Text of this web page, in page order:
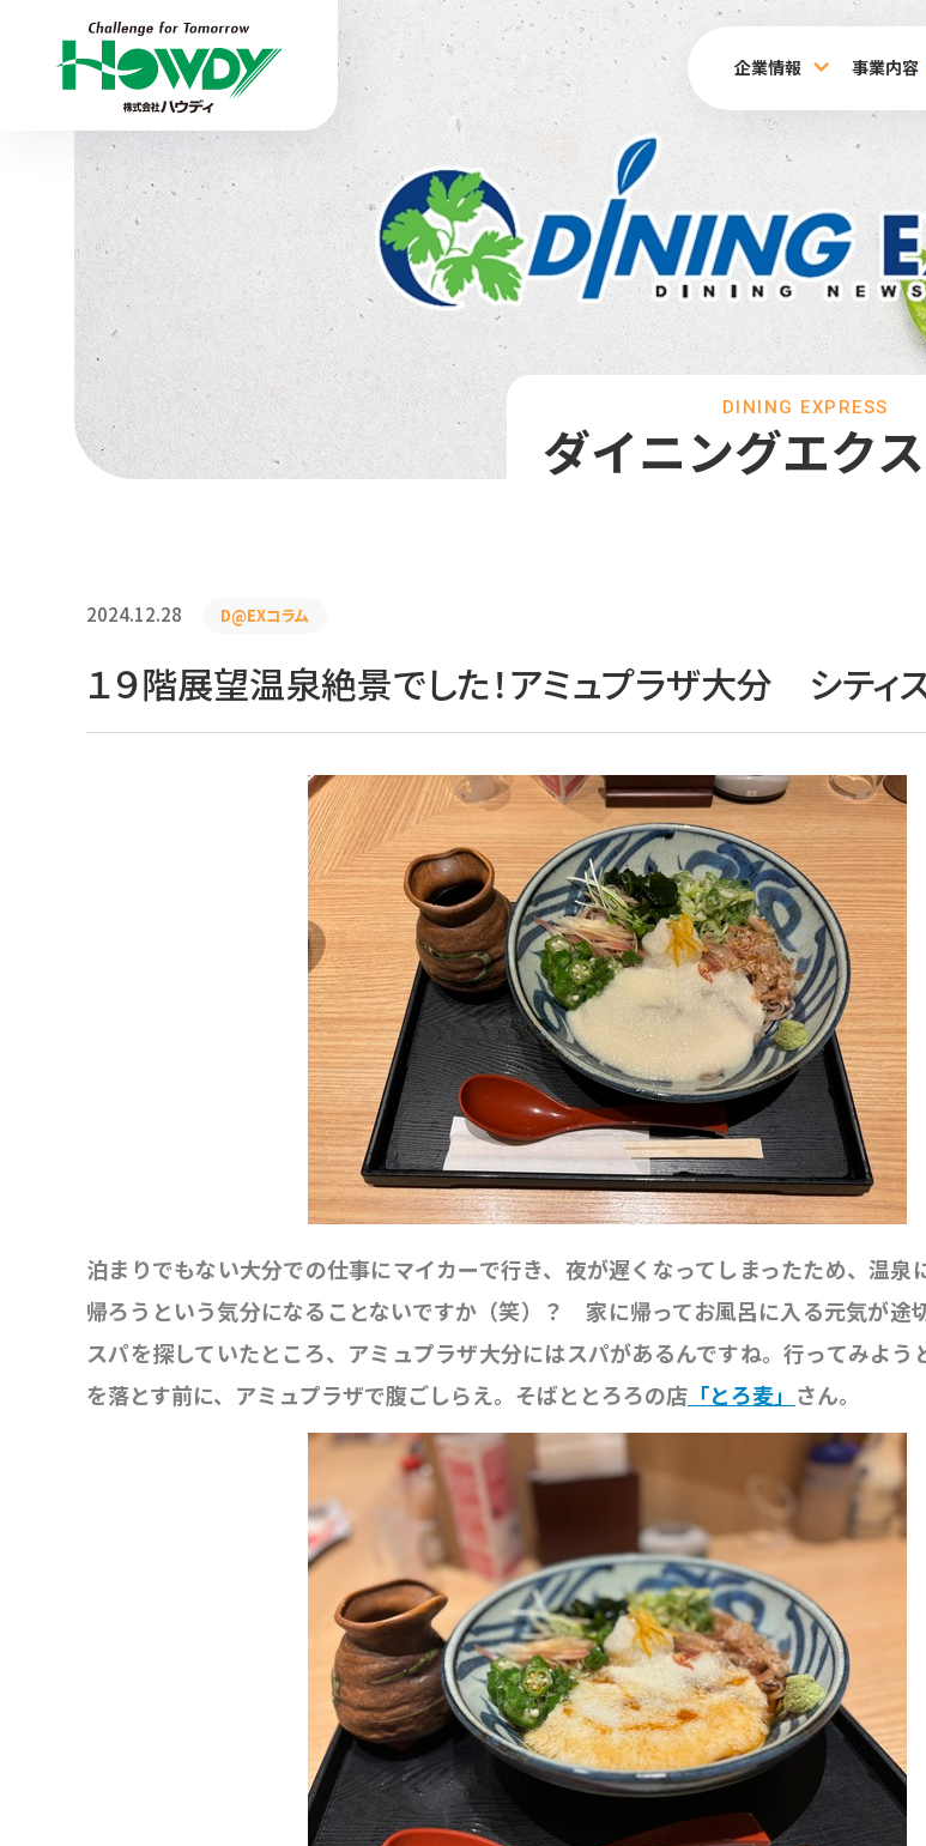
企業情報 事業内容
ダイニングエク
DINING EXPRESS
2024.12.28 D@EXコラム
１９階展望温泉絶景でした！アミュプラザ大分 シティ
泊まりでもない大分での仕事にマイカーで行き、夜が遅くなってしまったため、温泉
帰ろうという気分になることないですか（笑）？ 家に帰ってお風呂に入る元気が途
スパを探していたところ、アミュプラザ大分にはスパがあるんですね。行ってみよう
を落とす前に、アミュプラザで腹ごしらえ。そばととろろの店 「とろ麦」 さん。